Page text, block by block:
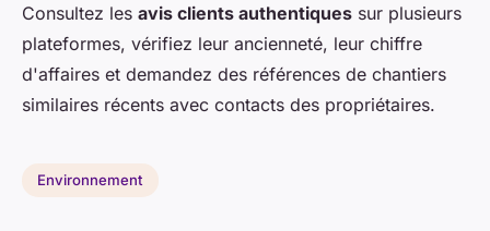
Consultez les avis clients authentiques sur plusieurs
plateformes, vérifiez leur ancienneté, leur chiffre
d'affaires et demandez des références de chantiers
similaires récents avec contacts des propriétaires.
Environnement